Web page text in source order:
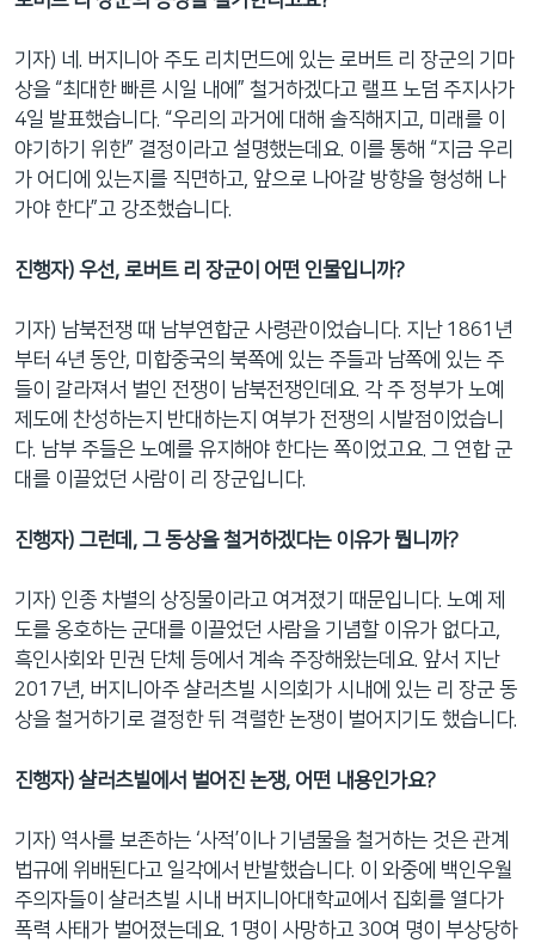
기자) 네. 버지니아 주도 리치먼드에 있는 로버트 리 장군의 기마
상을 “최대한 빠른 시일 내에” 철거하겠다고 랠프 노덤 주지사가
4일 발표했습니다. “우리의 과거에 대해 솔직해지고, 미래를 이
야기하기 위한” 결정이라고 설명했는데요. 이를 통해 “지금 우리
가 어디에 있는지를 직면하고, 앞으로 나아갈 방향을 형성해 나
가야 한다”고 강조했습니다.
진행자) 우선, 로버트 리 장군이 어떤 인물입니까?
기자) 남북전쟁 때 남부연합군 사령관이었습니다. 지난 1861년
부터 4년 동안, 미합중국의 북쪽에 있는 주들과 남쪽에 있는 주
들이 갈라져서 벌인 전쟁이 남북전쟁인데요. 각 주 정부가 노예
제도에 찬성하는지 반대하는지 여부가 전쟁의 시발점이었습니
다. 남부 주들은 노예를 유지해야 한다는 쪽이었고요. 그 연합 군
대를 이끌었던 사람이 리 장군입니다.
진행자) 그런데, 그 동상을 철거하겠다는 이유가 뭡니까?
기자) 인종 차별의 상징물이라고 여겨졌기 때문입니다. 노예 제
도를 옹호하는 군대를 이끌었던 사람을 기념할 이유가 없다고,
흑인사회와 민권 단체 등에서 계속 주장해왔는데요. 앞서 지난
2017년, 버지니아주 샬러츠빌 시의회가 시내에 있는 리 장군 동
상을 철거하기로 결정한 뒤 격렬한 논쟁이 벌어지기도 했습니다.
진행자) 샬러츠빌에서 벌어진 논쟁, 어떤 내용인가요?
기자) 역사를 보존하는 ‘사적’이나 기념물을 철거하는 것은 관계
법규에 위배된다고 일각에서 반발했습니다. 이 와중에 백인우월
주의자들이 샬러츠빌 시내 버지니아대학교에서 집회를 열다가
폭력 사태가 벌어졌는데요. 1명이 사망하고 30여 명이 부상당하